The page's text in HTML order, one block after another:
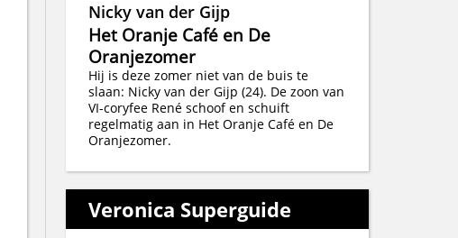
Nicky van der Gijp
Het Oranje Café en De
Oranjezomer
Hij is deze zomer niet van de buis te
slaan: Nicky van der Gijp (24). De zoon van
VI-coryfee René schoof en schuift
regelmatig aan in Het Oranje Café en De
Oranjezomer.
Veronica Superguide